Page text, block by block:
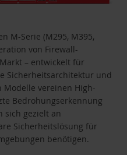
M-Serie (M295, M395,
von Firewall-
– entwickelt für
Sicherheitsarchitektur und
vereinen High-
Bedrohungserkennung
sich gezielt an
Sicherheitslösung für
benötigen.